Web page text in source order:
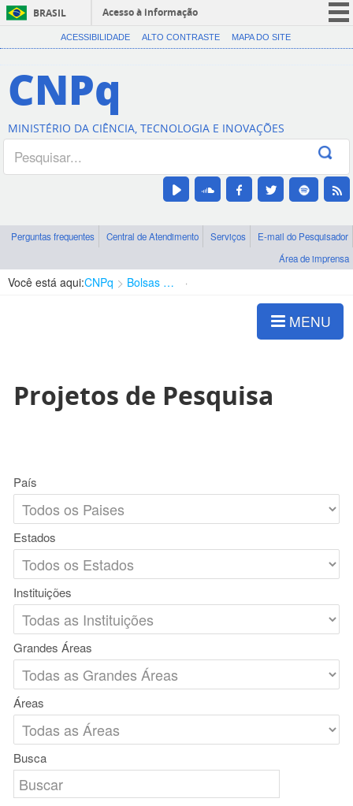
BRASIL
Acesso à informação
CORONAVÍRUS (COVID-19)
Canais
ACESSIBILIDADE ALTO CONTRASTE MAPA DO SITE
CNPq
MINISTÉRIO DA CIÊNCIA, TECNOLOGIA E INOVAÇÕES
Perguntas frequentes Central de Atendimento Serviços
E-mail do Pesquisador
Área de imprensa
Você está aqui:CNPq Bolsas e Auxílios Vigentes
MENU
Projetos de Pesquisa
País
Estados
Instituições
Grandes Áreas
Áreas
Busca